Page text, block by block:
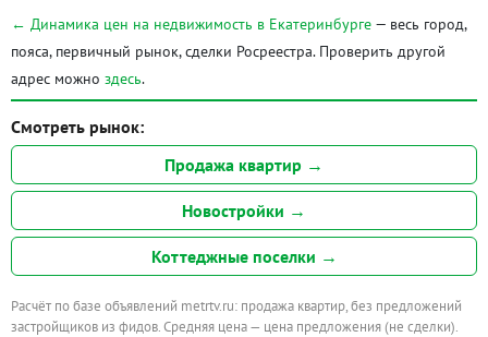
← Динамика цен на недвижимость в Екатеринбурге — весь город,
пояса, первичный рынок, сделки Росреестра. Проверить другой
адрес можно здесь.
Смотреть рынок:
Продажа квартир →
Новостройки →
Коттеджные поселки →
Расчёт по базе объявлений metrtv.ru: продажа квартир, без предложений
застройщиков из фидов. Средняя цена — цена предложения (не сделки).